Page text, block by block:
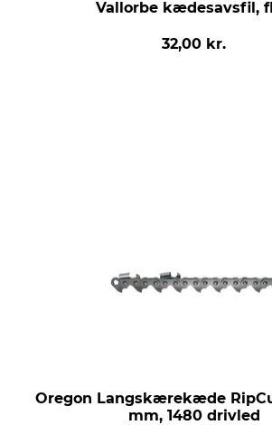
Vallorbe kædesavsfil,
32,00 kr.
Oregon Langskærekæde
mm, 1480 drivled